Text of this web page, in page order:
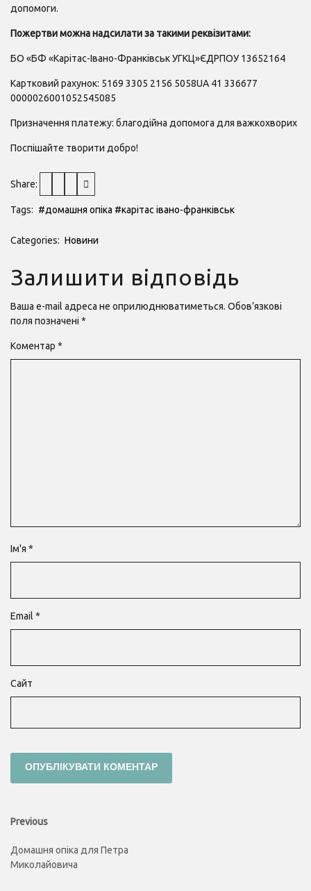
допомоги.
Пожертви можна надсилати за такими реквізитами:
БО «БФ «Карітас-Івано-Франківськ УГКЦ»ЄДРПОУ 13652164
Картковий рахунок: 5169 3305 2156 5058UA 41 336677
0000026001052545085
Призначення платежу: благодійна допомога для важкохворих
Поспішайте творити добро!
Share:
Tags: #домашня опіка #карітас івано-франківськ
Categories: Новини
Залишити відповідь
Ваша e-mail адреса не оприлюднюватиметься. Обов’язкові
поля позначені *
Коментар *
Ім'я *
Email *
Сайт
Навігація
записів
Previous
Previous
Домашня опіка для Петра
Миколайовича